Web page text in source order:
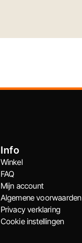
Info
Winkel
FAQ
Mijn account
Algemene voorwaarden
Privacy verklaring
Cookie instellingen